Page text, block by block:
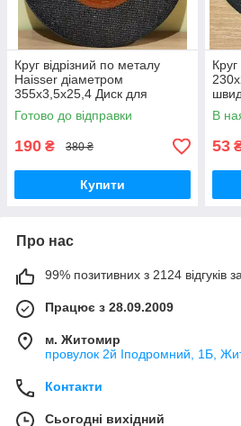
Круг відрізний по металу
Haisser діаметром
355х3,5х25,4 Диск для
ручного електричного і
пневматичного інструменту
або верстата
Готово до відправки
190 ₴ 380 ₴
Купити
В
53
Про нас
99% позитивних з 2124 відгуків
Працює з 28.09.2009
м. Житомир
провулок 2й Іподромний, 1Б,
Контакти
Сьогодні вихідний